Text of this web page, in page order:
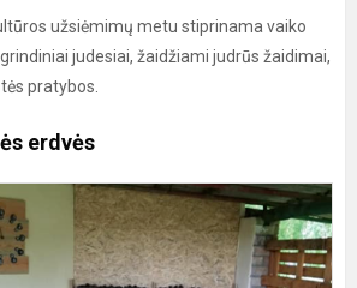
užsiėmimų metu stiprinama vaiko
judesiai, žaidžiami judrūs žaidimai,
pratybos.
erdvės